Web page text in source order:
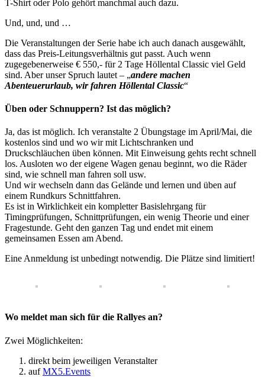
T-Shirt oder Polo gehört manchmal auch dazu.
Und, und, und …
Die Veranstaltungen der Serie habe ich auch danach ausgewählt,
dass das Preis-Leitungsverhältnis gut passt. Auch wenn
zugegebenerweise € 550,- für 2 Tage Höllental Classic viel Geld
sind. Aber unser Spruch lautet – „andere machen
Abenteuerurlaub, wir fahren Höllental Classic“
Üben oder Schnuppern? Ist das möglich?
Ja, das ist möglich. Ich veranstalte 2 Übungstage im April/Mai, die
kostenlos sind und wo wir mit Lichtschranken und
Druckschläuchen üben können. Mit Einweisung gehts recht schnell
los. Ausloten wo der eigene Wagen genau beginnt, wo die Räder
sind, wie schnell man fahren soll usw.
Und wir wechseln dann das Gelände und lernen und üben auf
einem Rundkurs Schnittfahren.
Es ist in Wirklichkeit ein kompletter Basislehrgang für
Timingprüfungen, Schnittprüfungen, ein wenig Theorie und einer
Fragestunde. Geht den ganzen Tag und endet mit einem
gemeinsamen Essen am Abend.
Eine Anmeldung ist unbedingt notwendig. Die Plätze sind limitiert!
Wo meldet man sich für die Rallyes an?
Zwei Möglichkeiten:
direkt beim jeweiligen Veranstalter
aufMX5.Events